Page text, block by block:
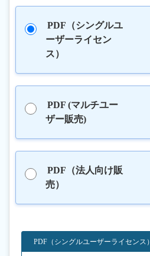
PDF（シングルユ
ーザーライセン
ス）
PDF (マルチユー
ザー販売)
PDF（法人向け販
売）
PDF（シングルユーザーライセンス）